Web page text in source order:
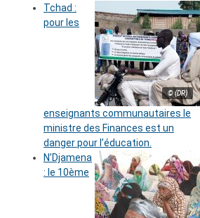
© (DR)
Tchad :
pour les
enseignants communautaires le
ministre des Finances est un
danger pour l’éducation.
N’Djamena
: le 10ème